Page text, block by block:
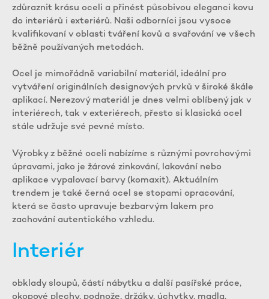
zdůraznit krásu oceli a přinést působivou eleganci kovu
do interiérů i exteriérů. Naši odborníci jsou vysoce
kvalifikovaní v oblasti tváření kovů a svařování ve všech
běžně používaných metodách.
Ocel je mimořádně variabilní materiál, ideální pro
vytváření originálních designových prvků v široké škále
aplikací. Nerezový materiál je dnes velmi oblíbený jak v
interiérech, tak v exteriérech, přesto si klasická ocel
stále udržuje své pevné místo.
Výrobky z běžné oceli nabízíme s různými povrchovými
úpravami, jako je žárové zinkování, lakování nebo
aplikace vypalovací barvy (komaxit). Aktuálním
trendem je také černá ocel se stopami opracování,
která se často upravuje bezbarvým lakem pro
zachování autentického vzhledu.
Interiér
obklady sloupů, částí nábytku a další pasířské práce,
okopové plechy, podnože, držáky, úchytky, madla,